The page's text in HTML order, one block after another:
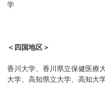
学
＜四国地区＞
香川大学、香川県立保健医療
大学、高知県立大学、高知大